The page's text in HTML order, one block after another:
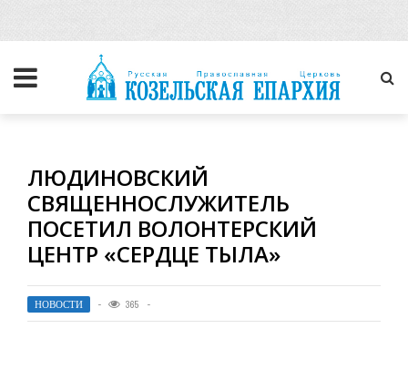
ЛЮДИНОВСКИЙ
СВЯЩЕННОСЛУЖИТЕЛЬ
ПОСЕТИЛ ВОЛОНТЕРСКИЙ
ЦЕНТР «СЕРДЦЕ ТЫЛА»
НОВОСТИ 365